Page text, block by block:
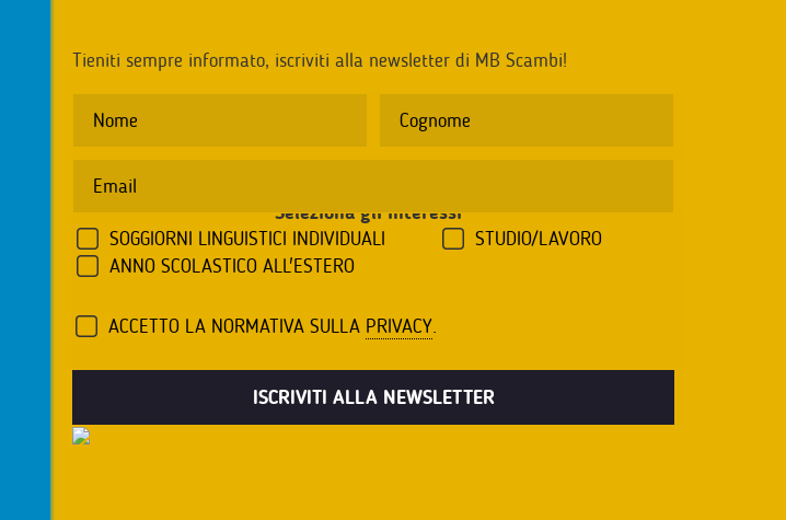
Tieniti sempre informato, iscriviti alla newsletter di MB Scambi!
Seleziona gli interessi
SOGGIORNI LINGUISTICI INDIVIDUALI
STUDIO/LAVORO
ANNO SCOLASTICO ALL'ESTERO
ACCETTO LA NORMATIVA SULLA PRIVACY.